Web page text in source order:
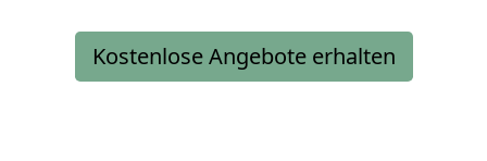
Kostenlose Angebote erhalten